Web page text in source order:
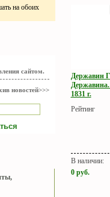
на обоих
сайтом.
новостей>>>
Державин
1831 г.
Рейтинг
В наличии:
0 руб.